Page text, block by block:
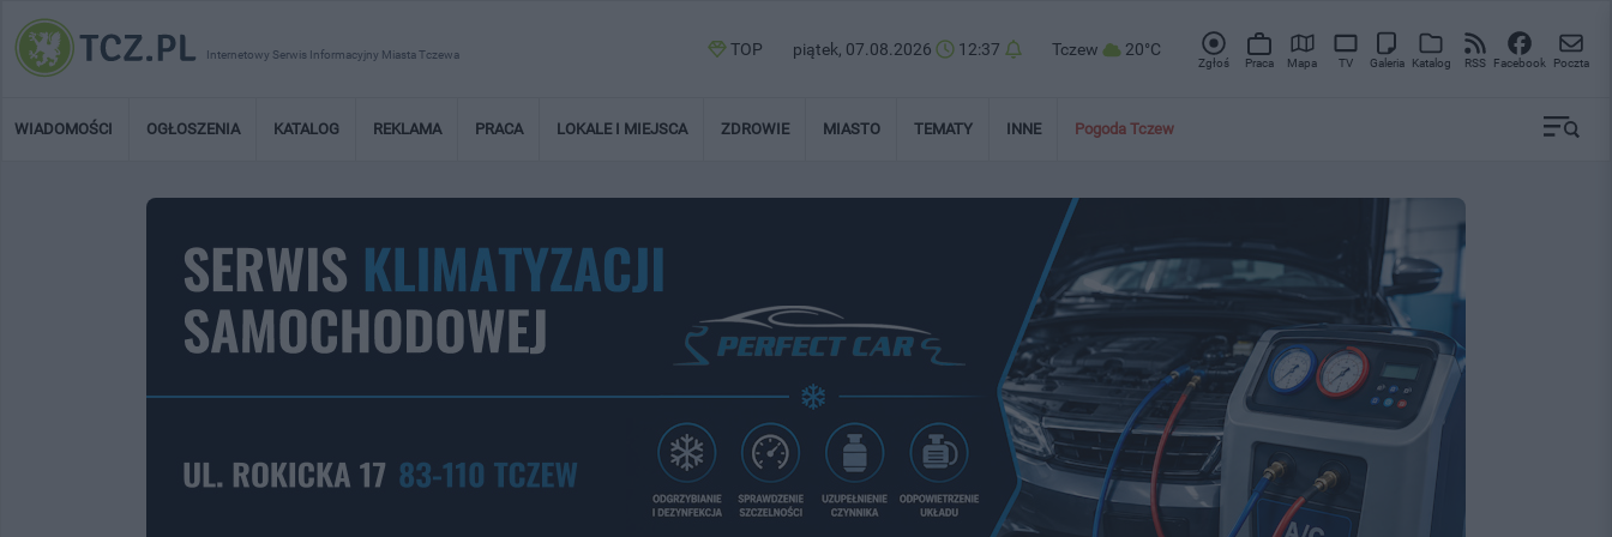
Internetowy Serwis Informacyjny Miasta Tczewa TOP piątek, 07.08.2026 12:37 Tczew 20°C
Zgłoś Praca Mapa TV Galeria Katalog RSS Facebook Poczta
WIADOMOŚCI OGŁOSZENIA KATALOG REKLAMA PRACA LOKALE I MIEJSCA ZDROWIE MIASTO TEMATY INNE Pogoda Tczew